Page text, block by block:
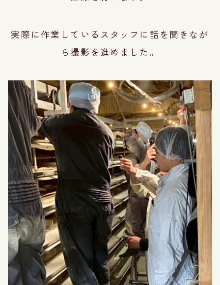
実際に作業しているスタッフに話を聞きなが
ら撮影を進めました。